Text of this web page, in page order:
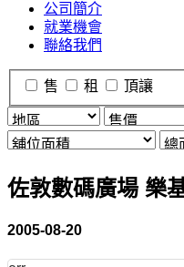
公司簡介
就業機會
聯絡我們
售 租 頂讓
佐敦數碼廣場 樂
2005-08-20